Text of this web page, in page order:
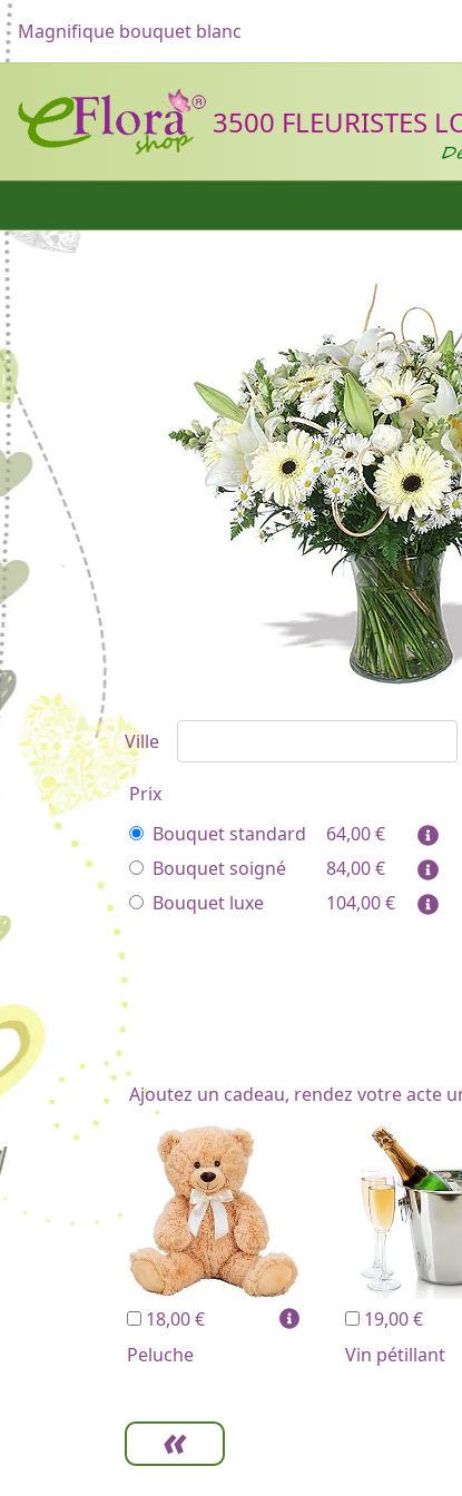
Magnifique bouquet blanc
Header 3500 FLEURISTES
Formulaire
Ville
Prix
Bouquet standard
64,00€
Bouquet soigné
84,00€
Bouquet luxe
104,00€
Ajoutez un cadeau, rendez votre acte
18,00 €
Peluche
19,00 €
Vin pétillant